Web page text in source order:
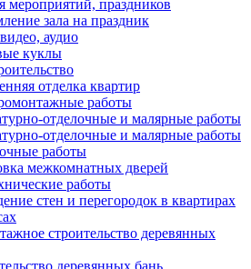
мероприятий, праздников
зала на праздник
аудио
куклы
отделка квартир
работы
отделочные и малярные работы
отделочные и малярные работы
работы
межкомнатных дверей
работы
стен и перегородок в квартирах
строительство деревянных
деревянных бань